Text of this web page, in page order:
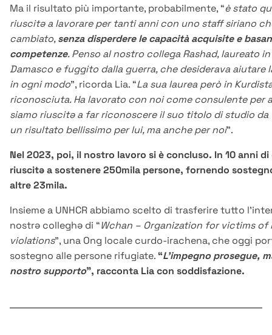
Ma il risultato più importante, probabilmente, “è stato
riuscitə a lavorare per tanti anni con uno staff siriano
cambiato,senza disperdere le capacità acquisite e
competenze. Penso al nostro collega Rashad, laureato
Damasco e fuggito dalla guerra, che desiderava aiutare
in ogni modo”, ricorda Lia. “La sua laurea però in
riconosciuta. Ha lavorato con noi come consulente per
siamo riuscitə a far riconoscere il suo titolo di studio da
un risultato bellissimo per lui, ma anche per noi”.
Nel 2023, poi, il nostro lavoro si è concluso. In 10 anni
riuscitə a sostenere 250mila persone, fornendo
altre 23mila.
Insieme a UNHCR abbiamo scelto di trasferire tutto
nostrə colleghə di “Wchan – Organization for victims of
violations”, una Ong locale curdo-irachena, che oggi
sostegno alle persone rifugiate.“L’impegno prosegue,
nostro supporto”, racconta Lia con soddisfazione.